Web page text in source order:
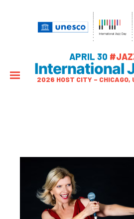
APRIL 30
International
2026 HOST CITY – CHICAGO,